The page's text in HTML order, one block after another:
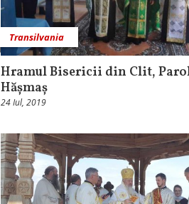
Transilvania
Hramul Bisericii din Clit,
Hășmaș
24 Iul, 2019